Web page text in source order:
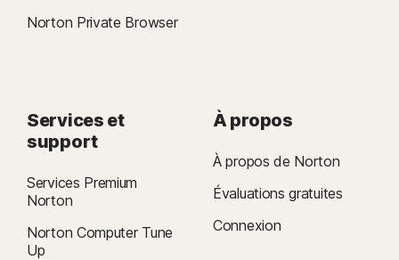
Norton Private Browser
Services et
support
Services Premium
Norton
Norton Computer Tune
Up
À propos
À propos de Norton
Évaluations gratuites
Connexion